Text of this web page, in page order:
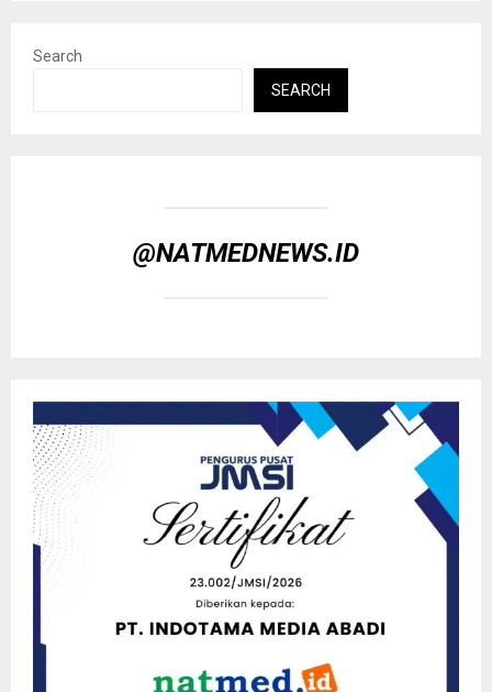
Search
SEARCH
@NATMEDNEWS.ID